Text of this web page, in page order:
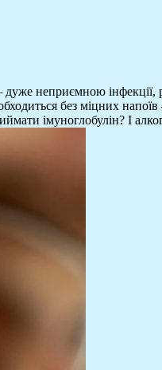
неприємною
без міцних
імуноглобулін? І